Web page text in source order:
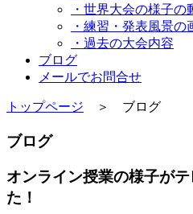
・世界大会の様子の
・練習・発表風景の
・過去の大会内容
ブログ
メールでお問合せ
トップページ ＞ ブログ
ブログ
オンライン授業の様子が
た！